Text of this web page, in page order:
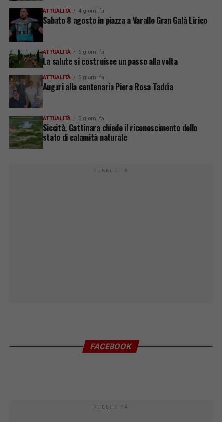
ATTUALITÀ 4 giorni fa
Sabato 8 agosto in piazza a Varallo Gran Galà Lirico
ATTUALITÀ 6 giorni fa
La salute si costruisce un passo alla volta
ATTUALITÀ 5 giorni fa
Auguri alla centenaria Piera Rosa Taddia
ATTUALITÀ 5 giorni fa
Siccità, Gattinara chiede il riconoscimento dello
stato di calamità naturale
PUBBLICITÀ
FACEBOOK
PUBBLICITÀ